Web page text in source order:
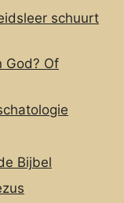
schuurt
God? Of
Bijbel